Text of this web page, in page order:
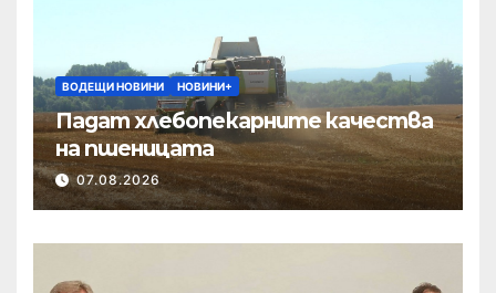
ВОДЕЩИ НОВИНИ НОВИНИ+
Падат хлебопекарните качества
на пшеницата
07.08.2026